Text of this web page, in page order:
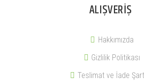
ALIŞVERIŞ
Hakkımızda
Gizlilik Politikası
Teslimat ve İade